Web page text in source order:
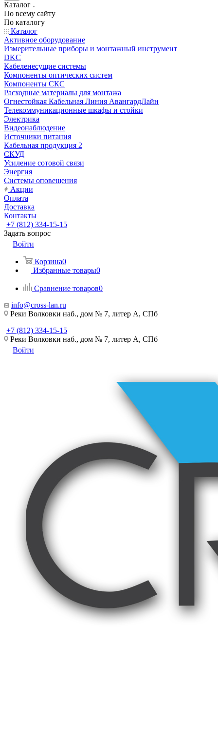
Каталог
По всему сайту
По каталогу
Каталог
Активное оборудование
Измерительные приборы и монтажный инструмент
DKC
Кабеленесущие системы
Компоненты оптических систем
Компоненты СКС
Расходные материалы для монтажа
Огнестойкая Кабельная Линия АвангардЛайн
Телекоммуникационные шкафы и стойки
Электрика
Видеонаблюдение
Источники питания
Кабельная продукция 2
СКУД
Усиление сотовой связи
Энергия
Системы оповещения
Акции
Оплата
Доставка
Контакты
+7 (812) 334-15-15
Задать вопрос
Войти
Корзина0
Избранные товары0
Сравнение товаров0
info@cross-lan.ru
Реки Волковки наб., дом № 7, литер А, СПб
+7 (812) 334-15-15
Реки Волковки наб., дом № 7, литер А, СПб
Войти